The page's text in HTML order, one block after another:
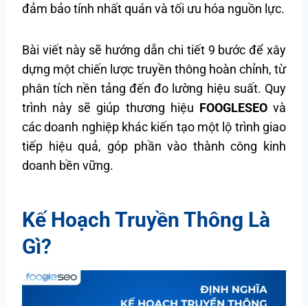
đảm bảo tính nhất quán và tối ưu hóa nguồn lực.
Bài viết này sẽ hướng dẫn chi tiết 9 bước để xây
dựng một chiến lược truyền thông hoàn chỉnh, từ
phân tích nền tảng đến đo lường hiệu suất. Quy
trình này sẽ giúp thương hiệu FOOGLESEOvà
các doanh nghiệp khác kiến tạo một lộ trình giao
tiếp hiệu quả, góp phần vào thành công kinh
doanh bền vững.
Kế Hoạch Truyền Thông Là
Gì?